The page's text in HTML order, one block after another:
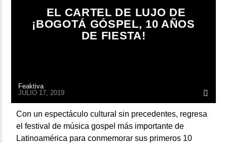
EL CARTEL DE LUJO DE
¡BOGOTÁ GÓSPEL, 10 AÑOS
DE FIESTA!
Feaktiva
JULIO 17, 2019
Con un espectáculo cultural sin precedentes, regresa
el festival de música gospel más importante de
Latinoamérica para conmemorar sus primeros 10